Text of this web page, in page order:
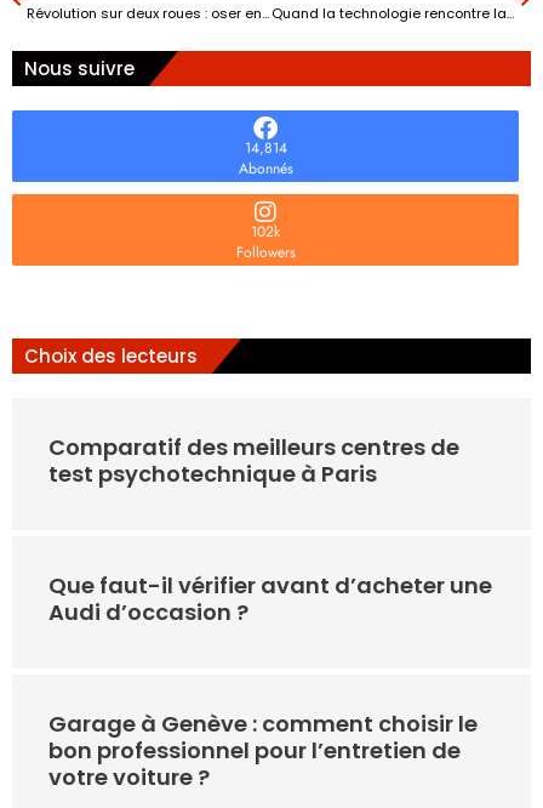
Révolution sur deux roues : oser enfin les premiers tours en moto ! Quand la technologie rencontre la selle : l’ère des motos futuristes commence
Nous suivre
14,814
Abonnés
102k
Followers
Choix des lecteurs
Comparatif des meilleurs centres de
test psychotechnique à Paris
Que faut-il vérifier avant d’acheter une
Audi d’occasion ?
Garage à Genève : comment choisir le
bon professionnel pour l’entretien de
votre voiture ?